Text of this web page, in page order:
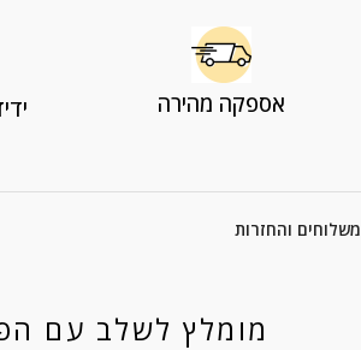
אספקה מהירה
משלוחים והחזרות
מומלץ לשלב עם